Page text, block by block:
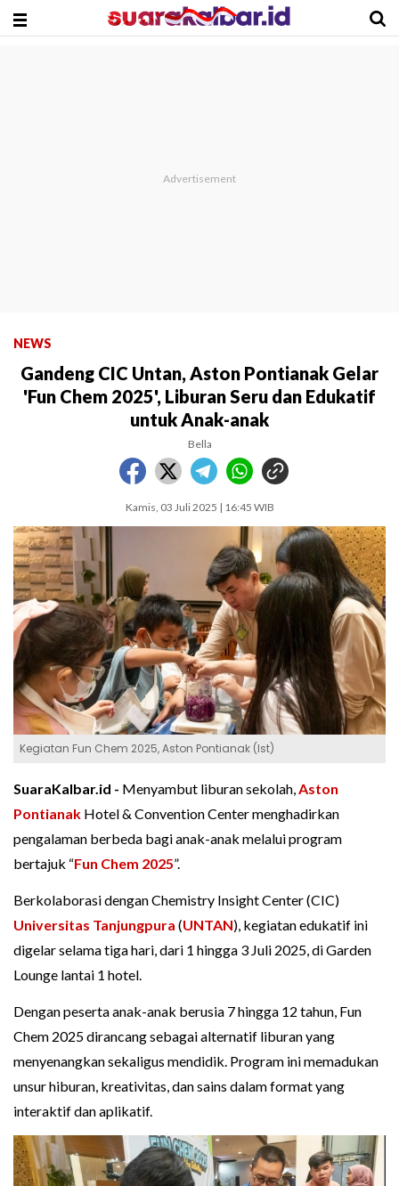
NEWS
Gandeng CIC Untan, Aston Pontianak Gelar
'Fun Chem 2025', Liburan Seru dan Edukatif
untuk Anak-anak
Bella
Kamis, 03 Juli 2025 | 16:45 WIB
Kegiatan Fun Chem 2025, Aston Pontianak (Ist)
SuaraKalbar.id - Menyambut liburan sekolah,Aston
Pontianak Hotel & Convention Center menghadirkan
pengalaman berbeda bagi anak-anak melalui program
bertajuk “Fun Chem 2025”.
Berkolaborasi dengan Chemistry Insight Center (CIC)
Universitas Tanjungpura (UNTAN), kegiatan edukatif ini
digelar selama tiga hari, dari 1 hingga 3 Juli 2025, di Garden
Lounge lantai 1 hotel.
Dengan peserta anak-anak berusia 7 hingga 12 tahun, Fun
Chem 2025 dirancang sebagai alternatif liburan yang
menyenangkan sekaligus mendidik. Program ini memadukan
unsur hiburan, kreativitas, dan sains dalam format yang
interaktif dan aplikatif.